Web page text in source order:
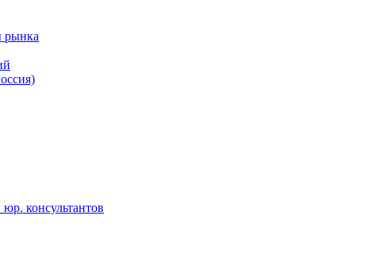
рынка
консультантов